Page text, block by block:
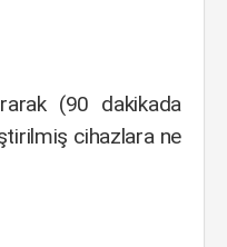
(90 dakikada
cihazlara ne